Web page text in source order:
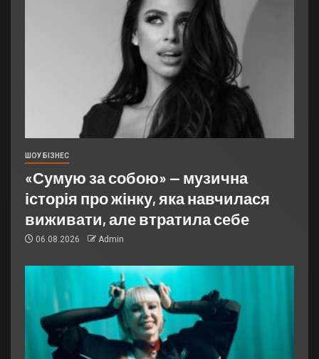
ШОУ БІЗНЕС
«Сумую за собою» — музична
історія про жінку, яка навчилася
виживати, але втратила себе
06.08.2026 Admin